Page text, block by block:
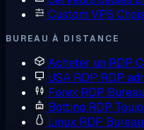
Custom VPS
BUREAU À DISTANCE
Acheter un RDP
USA RDP RDP
Forex RDP
Botting RDP
Linux RDP